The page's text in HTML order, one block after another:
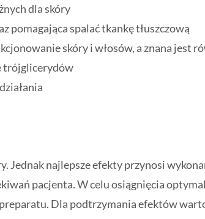
dla skóry
pomagająca spalać tkankę tłuszczową
skóry i włosów, a znana jest
trójglicerydów
Jednak najlepsze efekty przynosi
pacjenta. W celu osiągnięcia
Dla podtrzymania efektów